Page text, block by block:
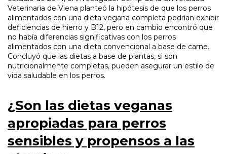
Veterinaria de Viena planteó la hipótesis de que los perros
alimentados con una dieta vegana completa podrían exhibir
deficiencias de hierro y B12, pero en cambio encontró que
no había diferencias significativas con los perros
alimentados con una dieta convencional a base de carne.
Concluyó que las dietas a base de plantas, si son
nutricionalmente completas, pueden asegurar un estilo de
vida saludable en los perros.
¿Son las dietas veganas
apropiadas para perros
sensibles y propensos a las